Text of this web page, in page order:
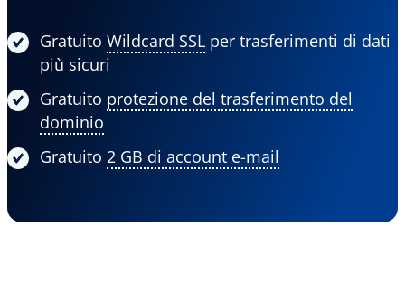
Gratuito Wildcard SSL per trasferimenti di dati
più sicuri
Gratuito protezione del trasferimento del
dominio
Gratuito 2 GB di account e-mail